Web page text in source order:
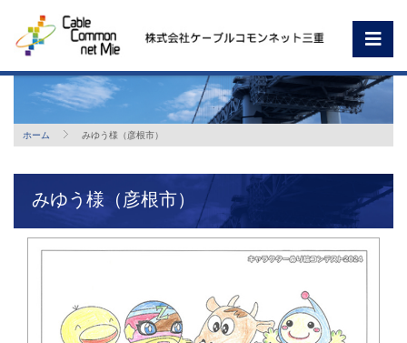
ホーム みゆう様（彦根市）
みゆう様（彦根市）